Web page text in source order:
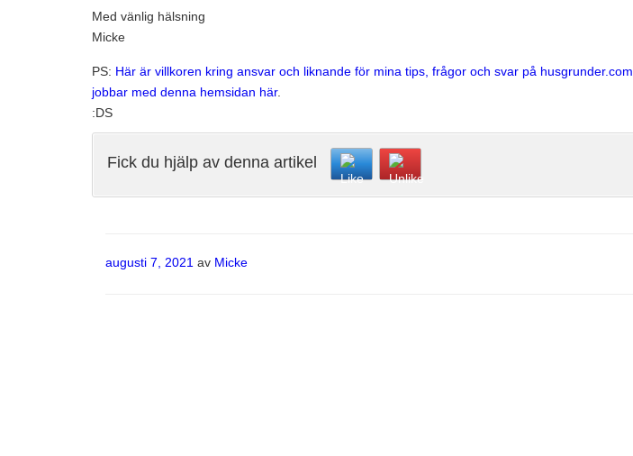
Med vänlig hälsning
Micke
PS: Här är villkoren kring ansvar och liknande för mina tips, frågor och svar på husgrunder.com
jobbar med denna hemsidan här.
:DS
Fick du hjälp av denna artikel
Publicerat
augusti 7, 2021 av Micke